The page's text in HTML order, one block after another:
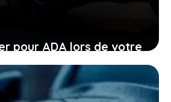
pour ADA lors de votre
facilite chaque